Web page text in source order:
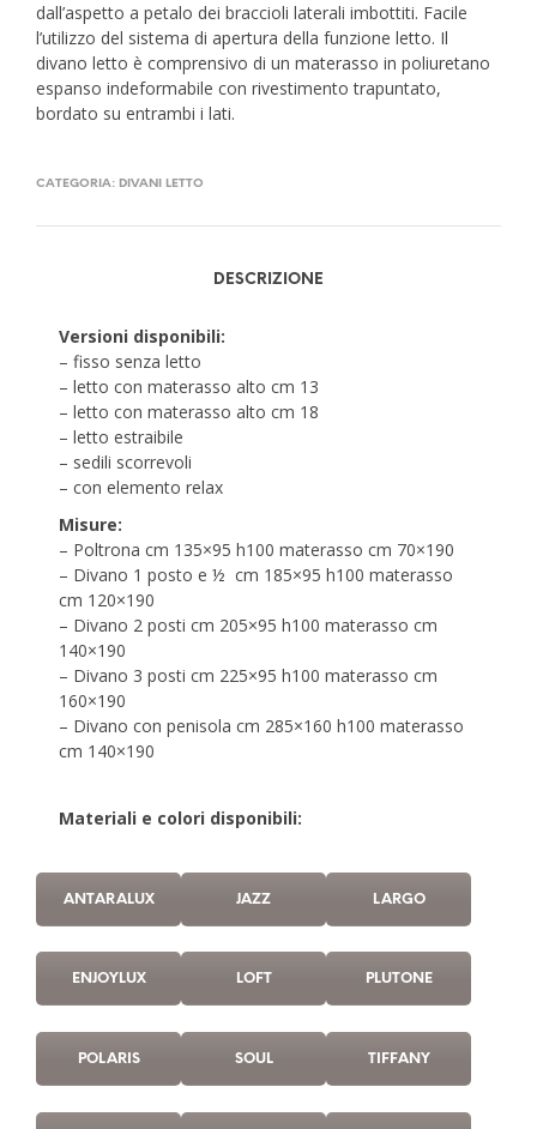
dall’aspetto a petalo dei braccioli laterali imbottiti. Facile
l’utilizzo del sistema di apertura della funzione letto. Il
divano letto è comprensivo di un materasso in poliuretano
espanso indeformabile con rivestimento trapuntato,
bordato su entrambi i lati.
CATEGORIA: DIVANI LETTO
DESCRIZIONE
Versioni disponibili:
– fisso senza letto
– letto con materasso alto cm 13
– letto con materasso alto cm 18
– letto estraibile
– sedili scorrevoli
– con elemento relax
Misure:
– Poltrona cm 135×95 h100 materasso cm 70×190
– Divano 1 posto e ½ cm 185×95 h100 materasso
cm 120×190
– Divano 2 posti cm 205×95 h100 materasso cm
140×190
– Divano 3 posti cm 225×95 h100 materasso cm
160×190
– Divano con penisola cm 285×160 h100 materasso
cm 140×190
Materiali e colori disponibili:
ANTARALUX JAZZ LARGO
ENJOYLUX LOFT PLUTONE
POLARIS SOUL TIFFANY